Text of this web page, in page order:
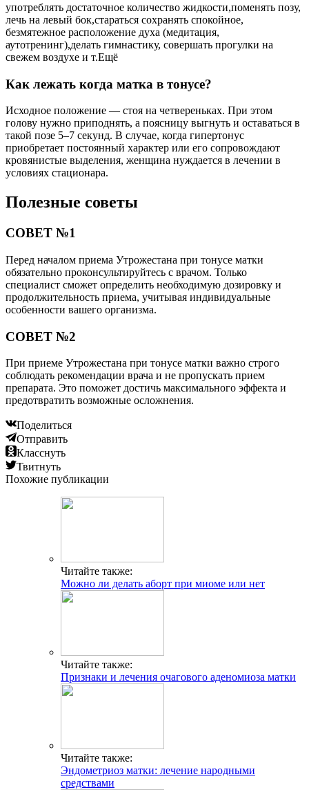
употреблять достаточное количество жидкости,поменять позу,
лечь на левый бок,стараться сохранять спокойное,
безмятежное расположение духа (медитация,
аутотренинг),делать гимнастику, совершать прогулки на
свежем воздухе и т.Ещё
Как лежать когда матка в тонусе?
Исходное положение — стоя на четвереньках. При этом
голову нужно приподнять, а поясницу выгнуть и оставаться в
такой позе 5–7 секунд. В случае, когда гипертонус
приобретает постоянный характер или его сопровождают
кровянистые выделения, женщина нуждается в лечении в
условиях стационара.
Полезные советы
СОВЕТ №1
Перед началом приема Утрожестана при тонусе матки
обязательно проконсультируйтесь с врачом. Только
специалист сможет определить необходимую дозировку и
продолжительность приема, учитывая индивидуальные
особенности вашего организма.
СОВЕТ №2
При приеме Утрожестана при тонусе матки важно строго
соблюдать рекомендации врача и не пропускать прием
препарата. Это поможет достичь максимального эффекта и
предотвратить возможные осложнения.
Поделиться
Отправить
Класснуть
Твитнуть
Похожие публикации
Читайте также:
Можно ли делать аборт при миоме или нет
Читайте также:
Признаки и лечения очагового аденомиоза матки
Читайте также:
Эндометриоз матки: лечение народными
средствами